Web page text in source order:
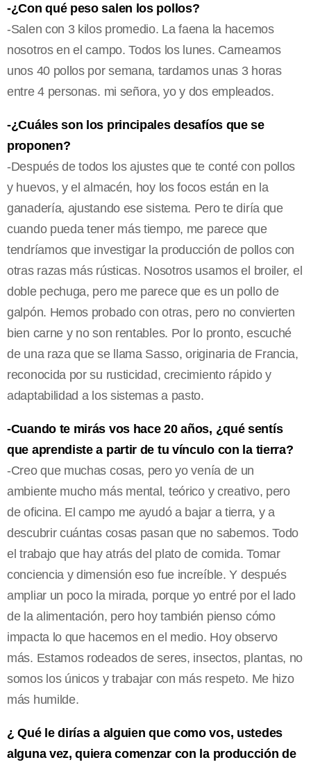
-¿Con qué peso salen los pollos?
-Salen con 3 kilos promedio. La faena la hacemos
nosotros en el campo. Todos los lunes. Carneamos
unos 40 pollos por semana, tardamos unas 3 horas
entre 4 personas. mi señora, yo y dos empleados.
-¿Cuáles son los principales desafíos que se
proponen?
-Después de todos los ajustes que te conté con pollos
y huevos, y el almacén, hoy los focos están en la
ganadería, ajustando ese sistema. Pero te diría que
cuando pueda tener más tiempo, me parece que
tendríamos que investigar la producción de pollos con
otras razas más rústicas. Nosotros usamos el broiler, el
doble pechuga, pero me parece que es un pollo de
galpón. Hemos probado con otras, pero no convierten
bien carne y no son rentables. Por lo pronto, escuché
de una raza que se llama Sasso, originaria de Francia,
reconocida por su rusticidad, crecimiento rápido y
adaptabilidad a los sistemas a pasto.
-Cuando te mirás vos hace 20 años, ¿qué sentís
que aprendiste a partir de tu vínculo con la tierra?
-Creo que muchas cosas, pero yo venía de un
ambiente mucho más mental, teórico y creativo, pero
de oficina. El campo me ayudó a bajar a tierra, y a
descubrir cuántas cosas pasan que no sabemos. Todo
el trabajo que hay atrás del plato de comida. Tomar
conciencia y dimensión eso fue increíble. Y después
ampliar un poco la mirada, porque yo entré por el lado
de la alimentación, pero hoy también pienso cómo
impacta lo que hacemos en el medio. Hoy observo
más. Estamos rodeados de seres, insectos, plantas, no
somos los únicos y trabajar con más respeto. Me hizo
más humilde.
¿ Qué le dirías a alguien que como vos, ustedes
alguna vez, quiera comenzar con la producción de